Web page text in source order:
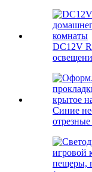
DC12V
Синие